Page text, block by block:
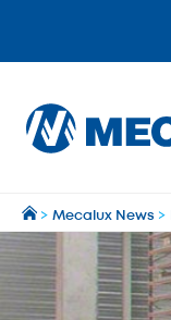
> Mecalux News >